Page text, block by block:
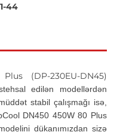
44
(DP-230EU-DN45)
edilən modellərdən
stabil çalışmağı isə,
DN450 450W 80 Plus
dükanımızdan sizə